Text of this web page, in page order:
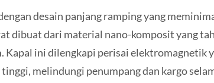
desain panjang ramping yang
dibuat dari material nano-komposit yang
Kapal ini dilengkapi perisai elektromagnetik
melindungi penumpang dan kargo